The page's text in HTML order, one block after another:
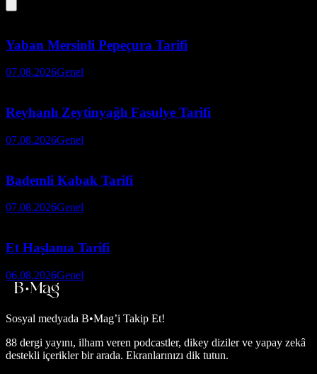
Yaban Mersinli Pepeçura Tarifi
07.08.2026Genel
Reyhanlı Zeytinyağlı Fasulye Tarifi
07.08.2026Genel
Bademli Kabak Tarifi
07.08.2026Genel
Et Haşlama Tarifi
06.08.2026Genel
Sosyal medyada B•Mag’i Takip Et!
88 dergi yayını, ilham veren podcastler, dikey diziler ve yapay zekâ
destekli içerikler bir arada. Ekranlarınızı dik tutun.